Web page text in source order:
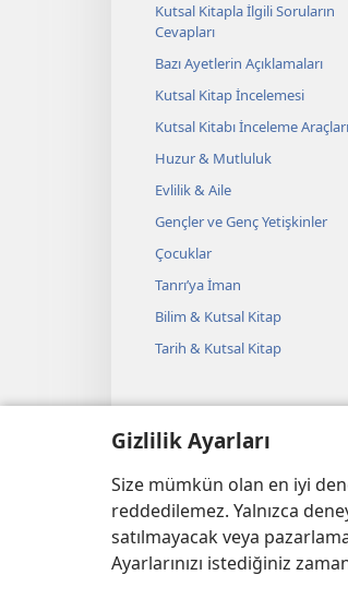
Gizlilik Ayarları
Size mümkün olan en iyi
reddedilemez. Yalnızca
satılmayacak veya
Ayarlarınızı istediğiniz
Kutsal Kitapla İlgili Soruların
Cevapları
Bazı Ayetlerin Açıklamaları
Kutsal Kitap İncelemesi
Kutsal Kitabı İnceleme Araçları
Huzur & Mutluluk
Evlilik & Aile
Gençler ve Genç Yetişkinler
Çocuklar
Tanrı’ya İman
Bilim & Kutsal Kitap
Tarih & Kutsal Kitap